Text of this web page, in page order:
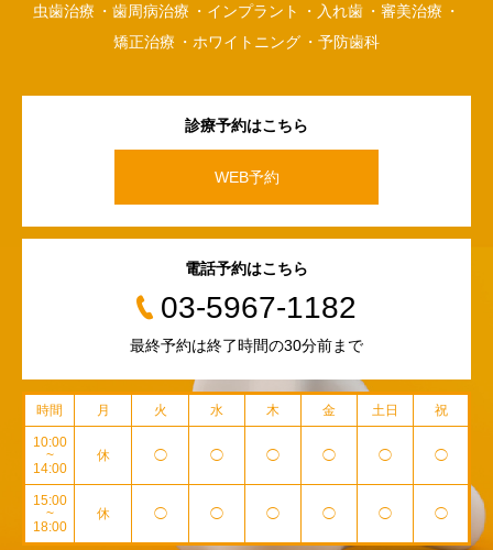
虫歯治療 歯周病治療 インプラント 入れ歯
審美治療
矯正治療
ホワイトニング 予防歯科
診療予約はこちら
WEB予約
電話予約はこちら
03-5967-1182
最終予約は終了時間の30分前まで
時間 月 火 水 木 金 土日 祝
10:00
~
14:00
休 ◯ ◯ ◯ ◯ ◯ ◯
15:00
~
18:00
休 ◯ ◯ ◯ ◯ ◯ ◯